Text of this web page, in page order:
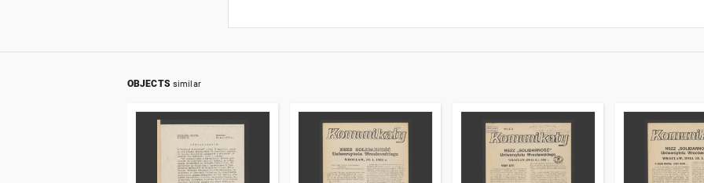
OBJECTS similar